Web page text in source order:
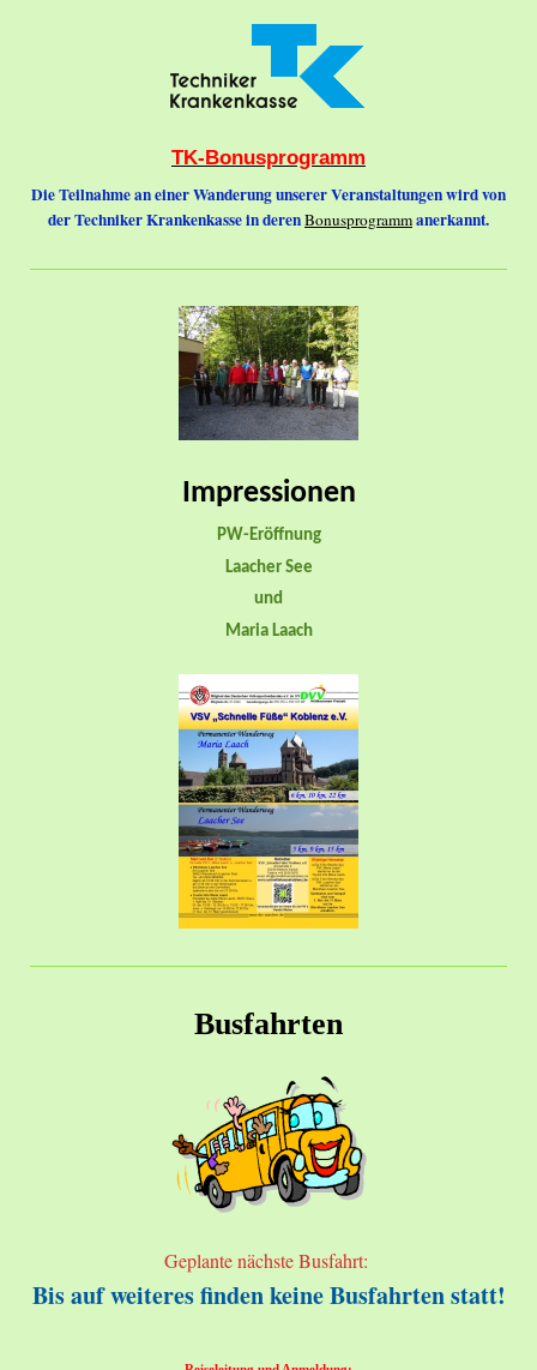
TK-Bonusprogramm
Die Teilnahme an einer Wanderung unserer Veranstaltungen wird von
der Techniker Krankenkasse in derenBonusprogrammanerkannt.
Impressionen
PW-Eröffnung
Laacher See
und
Maria Laach
Busfahrten
Geplante nächste Busfahrt:
Bis auf weiteres finden keine Busfahrten statt!